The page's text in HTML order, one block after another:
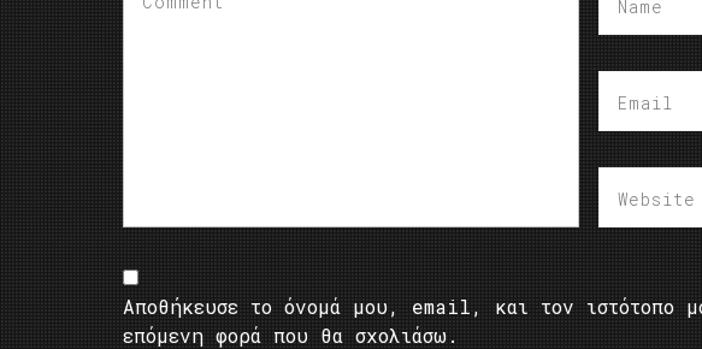
Αποθήκευσε το όνομά μου, email, και τον ιστότοπο
επόμενη φορά που θα σχολιάσω.